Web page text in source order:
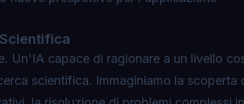
Un'IA capace di ragionare a un livello
scientifica. Immaginiamo la scoperta